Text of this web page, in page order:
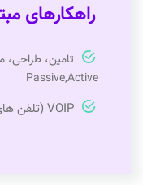
راهکارهای
تامین، طراحی،
Passive,Active
VOIP (تلفن های تحت شبکه)